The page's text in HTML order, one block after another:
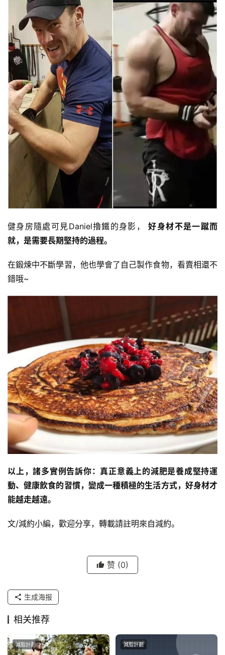
健身房隨處可見Daniel擼鐵的身影，好身材不是一蹴而
就，是需要長期堅持的過程。
在鍛煉中不斷學習，他也學會了自己製作食物，看賣相還不
錯哦~
以上，諸多實例告訴你：真正意義上的減肥是養成堅持運
動、健康飲食的習慣，變成一種積極的生活方式，好身材才
能越走越遠。
文/減約小編，歡迎分享，轉載請註明來自減約。
赞 (0)
生成海报
相关推荐
減脂計劃 減脂計劃